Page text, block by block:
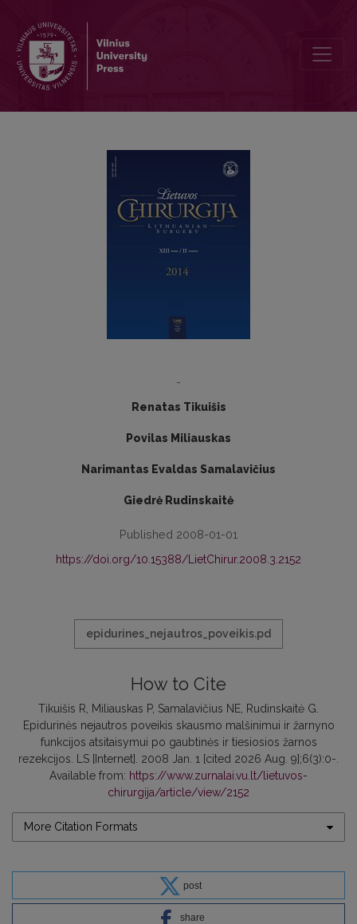
-
Renatas Tikuišis
Povilas Miliauskas
Narimantas Evaldas Samalavičius
Giedrė Rudinskaitė
Published 2008-01-01
https://doi.org/10.15388/LietChirur.2008.3.2152
epidurines_nejautros_poveikis.pd
How to Cite
Tikuišis R, Miliauskas P, Samalavičius NE, Rudinskaitė G.
Epidurinės nejautros poveikis skausmo malšinimui ir žarnyno
funkcijos atsitaisymui po gaubtinės ir tiesiosios žarnos
rezekcijos. LS [Internet]. 2008 Jan. 1 [cited 2026 Aug. 9];6(3):0-.
Available from: https://www.zurnalai.vu.lt/lietuvos-
chirurgija/article/view/2152
More Citation Formats
post
share